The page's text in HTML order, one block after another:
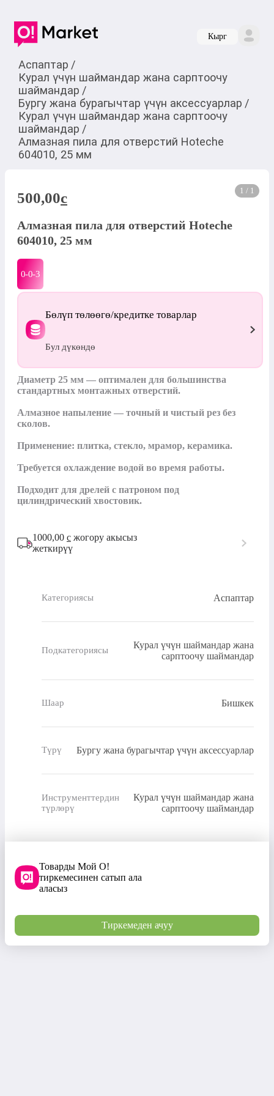
Кырг
Аспаптар /
Курал үчүн шаймандар жана сарптоочу
шаймандар /
Бургу жана бурагычтар үчүн аксессуарлар /
Курал үчүн шаймандар жана сарптоочу
шаймандар /
Алмазная пила для отверстий Hoteche
604010, 25 мм
1 / 1
500,00c
Алмазная пила для отверстий Hoteche
604010, 25 мм
0-0-3
Бөлүп төлөөгө/кредитке товарлар
Бул дүкөндө
Диаметр 25 мм — оптимален для большинства
стандартных монтажных отверстий.
Алмазное напыление — точный и чистый рез без
сколов.
Применение: плитка, стекло, мрамор, керамика.
Требуется охлаждение водой во время работы.
Подходит для дрелей с патроном под
цилиндрический хвостовик.
1000,00 с жогору акысыз
жеткирүү
Категориясы Аспаптар
Подкатегориясы
Курал үчүн шаймандар жана
сарптоочу шаймандар
Шаар Бишкек
Түрү Бургу жана бурагычтар үчүн аксессуарлар
Инструменттердин
түрлөрү
Курал үчүн шаймандар жана
сарптоочу шаймандар
Товарды Мой О!
тиркемесинен сатып ала
аласыз
Тиркемеден ачуу